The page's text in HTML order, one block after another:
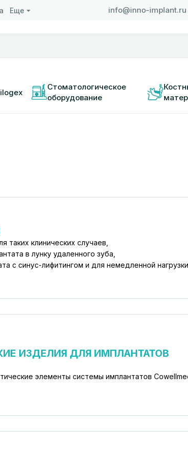
Еще info@inno-implant.ru
Стоматологическое
оборудование
таких клинических случаев,
в лунку удаленного зуба,
с синус-лифитингом и для немедленной
ИЗДЕЛИЯ ДЛЯ ИМПЛАНТАТОВ
элементы системы имплантатов